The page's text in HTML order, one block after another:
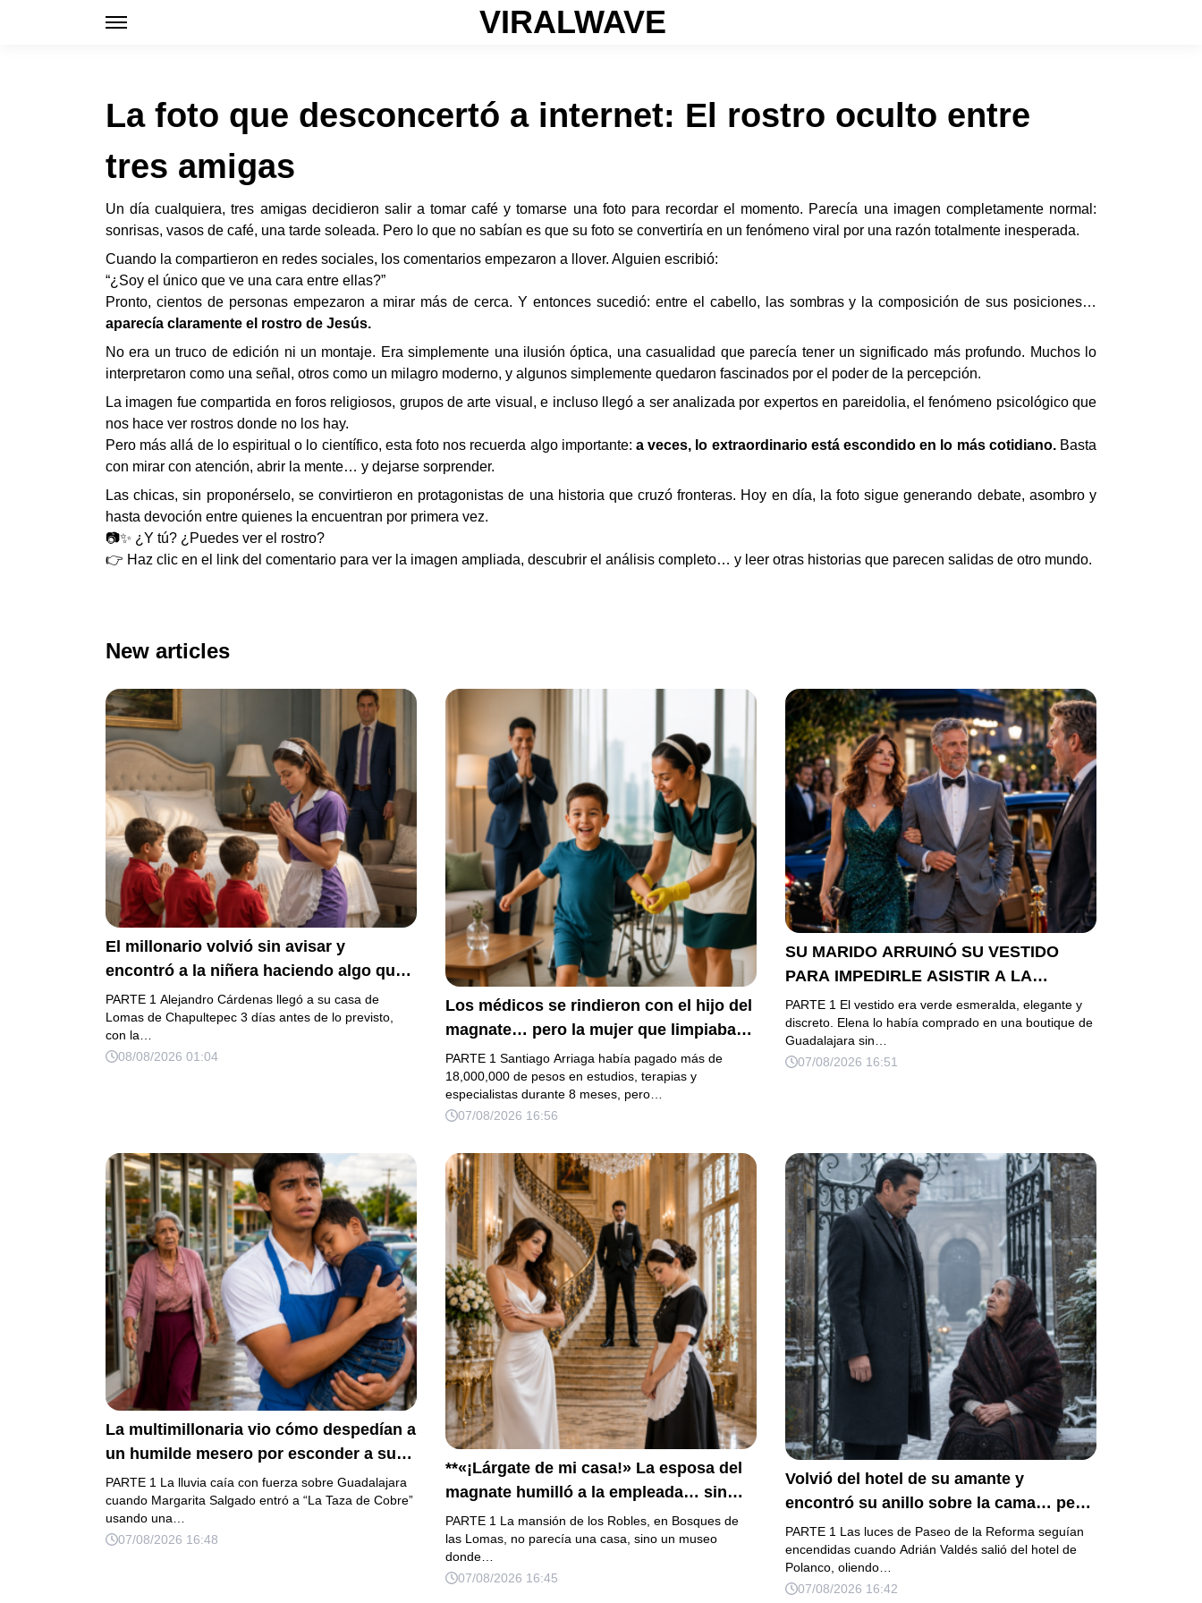
VIRALWAVE
La foto que desconcertó a internet: El rostro oculto entre
tres amigas
Un día cualquiera, tres amigas decidieron salir a tomar café y tomarse una foto para recordar el momento. Parecía una imagen completamente normal:
sonrisas, vasos de café, una tarde soleada. Pero lo que no sabían es que su foto se convertiría en un fenómeno viral por una razón totalmente inesperada.
Cuando la compartieron en redes sociales, los comentarios empezaron a llover. Alguien escribió:
“¿Soy el único que ve una cara entre ellas?”
Pronto, cientos de personas empezaron a mirar más de cerca. Y entonces sucedió: entre el cabello, las sombras y la composición de sus posiciones…
aparecía claramente el rostro de Jesús.
No era un truco de edición ni un montaje. Era simplemente una ilusión óptica, una casualidad que parecía tener un significado más profundo. Muchos lo
interpretaron como una señal, otros como un milagro moderno, y algunos simplemente quedaron fascinados por el poder de la percepción.
La imagen fue compartida en foros religiosos, grupos de arte visual, e incluso llegó a ser analizada por expertos en pareidolia, el fenómeno psicológico que
nos hace ver rostros donde no los hay.
Pero más allá de lo espiritual o lo científico, esta foto nos recuerda algo importante: a veces, lo extraordinario está escondido en lo más cotidiano.Basta
con mirar con atención, abrir la mente… y dejarse sorprender.
Las chicas, sin proponérselo, se convirtieron en protagonistas de una historia que cruzó fronteras. Hoy en día, la foto sigue generando debate, asombro y
hasta devoción entre quienes la encuentran por primera vez.
📷✨ ¿Y tú? ¿Puedes ver el rostro?
👉 Haz clic en el link del comentario para ver la imagen ampliada, descubrir el análisis completo… y leer otras historias que parecen salidas de otro mundo.
New articles
El millonario volvió sin avisar y
encontró a la niñera haciendo algo que
cambió para siempre a sus 3 hijos
PARTE 1 Alejandro Cárdenas llegó a su casa de
Lomas de Chapultepec 3 días antes de lo previsto,
con la…
08/08/2026 01:04
Los médicos se rindieron con el hijo del
magnate… pero la mujer que limpiaba
su casa descubrió la verdad que nadie
quiso escuchar.
PARTE 1 Santiago Arriaga había pagado más de
18,000,000 de pesos en estudios, terapias y
especialistas durante 8 meses, pero…
07/08/2026 16:56
SU MARIDO ARRUINÓ SU VESTIDO
PARA IMPEDIRLE ASISTIR A LA
GALA… PERO ELLA LLEGÓ EN
LIMUSINA COMO INVITADA DE HONOR
DEL DUEÑO DE LA EMPRESA
PARTE 1 El vestido era verde esmeralda, elegante y
discreto. Elena lo había comprado en una boutique de
Guadalajara sin…
07/08/2026 16:51
La multimillonaria vio cómo despedían a
un humilde mesero por esconder a su
hermanito enfermo… pero el verdadero
escándalo estaba a punto de estallar.
PARTE 1 La lluvia caía con fuerza sobre Guadalajara
cuando Margarita Salgado entró a “La Taza de Cobre”
usando una…
07/08/2026 16:48
**«¡Lárgate de mi casa!» La esposa del
magnate humilló a la empleada… sin
saber que su hijo era la prueba del
secreto que todos habían enterrado*
PARTE 1 La mansión de los Robles, en Bosques de
las Lomas, no parecía una casa, sino un museo
donde…
07/08/2026 16:45
Volvió del hotel de su amante y
encontró su anillo sobre la cama… pero
la carta de su esposa embarazada ya
había puesto en marcha su ruina
PARTE 1 Las luces de Paseo de la Reforma seguían
encendidas cuando Adrián Valdés salió del hotel de
Polanco, oliendo…
07/08/2026 16:42